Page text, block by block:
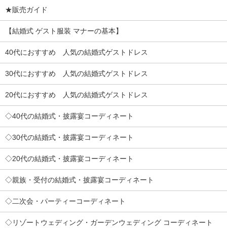
★販売ガイド
【結婚式 ゲスト服装 マナーの基本】
40代におすすめ 人気の結婚式ゲストドレス
30代におすすめ 人気の結婚式ゲストドレス
20代におすすめ 人気の結婚式ゲストドレス
◇40代の結婚式・披露宴コーディネート
◇30代の結婚式・披露宴コーディネート
◇20代の結婚式・披露宴コーディネート
◇親族・受付の結婚式・披露宴コーディネート
◇二次会・パーティーコーディネート
◇リゾートウェディング・ガーデンウェディング コーディネート